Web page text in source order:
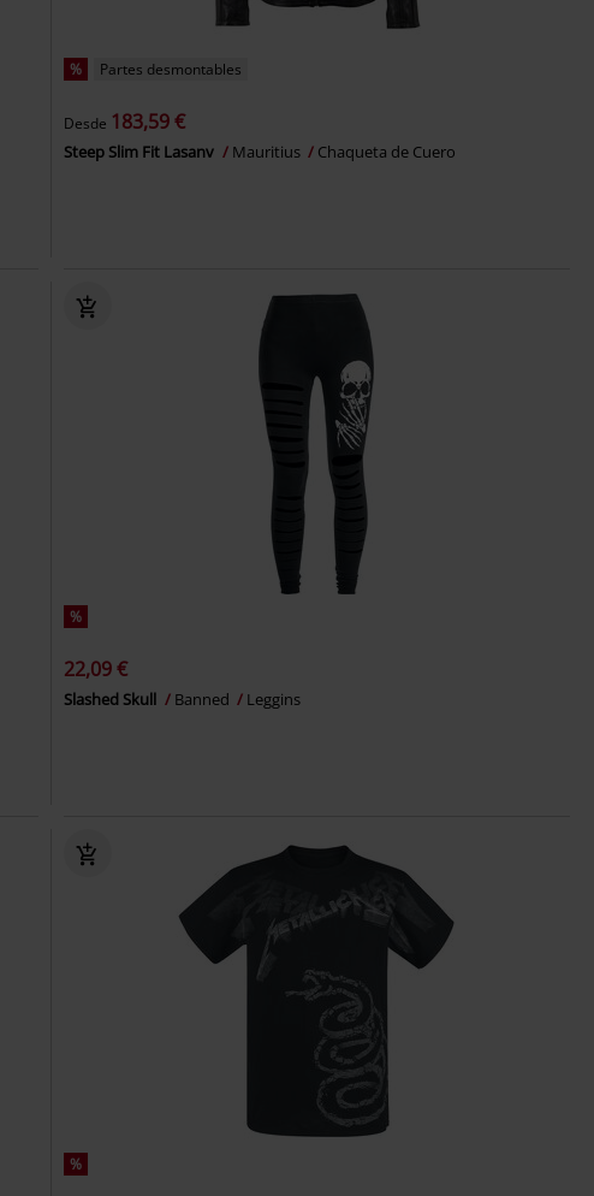
% Partes desmontables
Desde 183,59 €
Steep Slim Fit Lasanv Mauritius Chaqueta de Cuero
%
22,09 €
Slashed Skull Banned Leggins
%